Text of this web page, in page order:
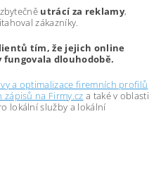
utrácí za reklamy,
zákazníky.
tím, že jejich online
dlouhodobě.
a optimalizace firemních profilů
na Firmy.cz a také v oblasti
lokální služby a lokální